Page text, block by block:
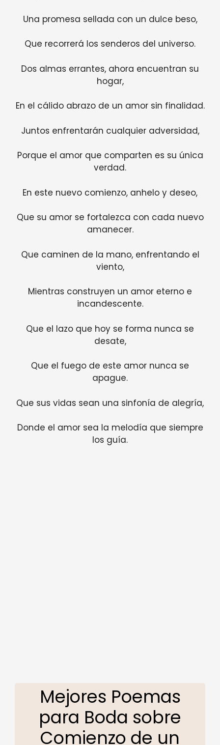
Una promesa sellada con un dulce beso,
Que recorrerá los senderos del universo.
Dos almas errantes, ahora encuentran su
hogar,
En el cálido abrazo de un amor sin finalidad.
Juntos enfrentarán cualquier adversidad,
Porque el amor que comparten es su única
verdad.
En este nuevo comienzo, anhelo y deseo,
Que su amor se fortalezca con cada nuevo
amanecer.
Que caminen de la mano, enfrentando el
viento,
Mientras construyen un amor eterno e
incandescente.
Que el lazo que hoy se forma nunca se
desate,
Que el fuego de este amor nunca se
apague.
Que sus vidas sean una sinfonía de alegría,
Donde el amor sea la melodía que siempre
los guía.
Mejores Poemas
para Boda sobre
Comienzo de un